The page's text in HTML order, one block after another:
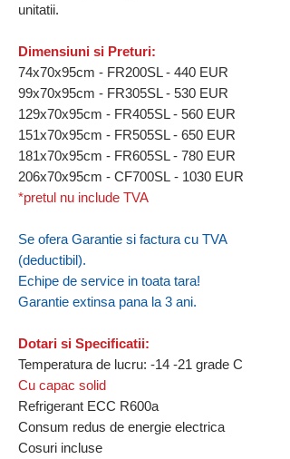
unitatii.
Dimensiuni si Preturi:
74x70x95cm - FR200SL - 440 EUR
99x70x95cm - FR305SL - 530 EUR
129x70x95cm - FR405SL - 560 EUR
151x70x95cm - FR505SL - 650 EUR
181x70x95cm - FR605SL - 780 EUR
206x70x95cm - CF700SL - 1030 EUR
*pretul nu include TVA
Se ofera Garantie si factura cu TVA
(deductibil).
Echipe de service in toata tara!
Garantie extinsa pana la 3 ani.
Dotari si Specificatii:
Temperatura de lucru: -14 -21 grade C
Cu capac solid
Refrigerant ECC R600a
Consum redus de energie electrica
Cosuri incluse